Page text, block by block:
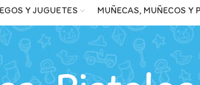
Y JUGUETES MUÑECAS, MUÑECOS Y